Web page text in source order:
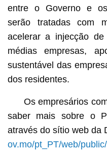
entre o Governo e
serão tratadas com
acelerar a injecção
médias empresas,
sustentável das
dos residentes.
Os empresários
saber mais sobre o
através do sítio web da
ov.mo/pt_PT/web/